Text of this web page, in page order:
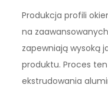
Produkcja profili
na
zapewniają wysoką
produktu. Proces
ekstrudowania